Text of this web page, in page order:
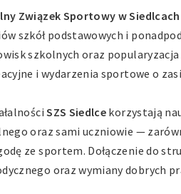
Związek Sportowy w Siedlcach
szkół podstawowych i
szkolnych oraz
i wydarzenia sportowe o
SZS Siedlce korzystają
oraz sami uczniowie —
ze sportem. Dołączenie do
oraz wymiany dobrych